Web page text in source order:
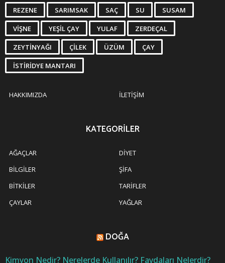
REZENE SARIMSAK SAÇ SU SUSAM
VIŞNE YEŞIL ÇAY YULAF ZERDEÇAL
ZEYTINYAĞI ÇILEK ÜZÜM ÇAY
İSTIRIDYE MANTARI
HAKKIMIZDA İLETIŞIM
KATEGORILER
AĞAÇLAR
BILGILER
BITKILER
ÇAYLAR
DIYET
ŞIFA
TARIFLER
YAĞLAR
DOĞA
Kimyon Nedir? Nerelerde Kullanılır? Faydaları Nelerdir?